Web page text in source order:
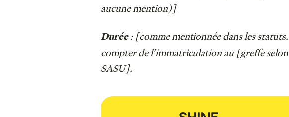
aucune mention)]
Durée: [comme mentionnée dans les
compter de l’immatriculation au [greffe
SASU].